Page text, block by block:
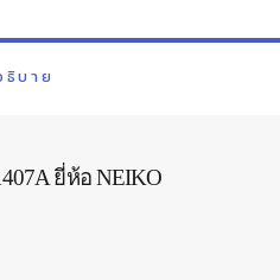
ธิบาย
ยี่ห้อ NEIKO